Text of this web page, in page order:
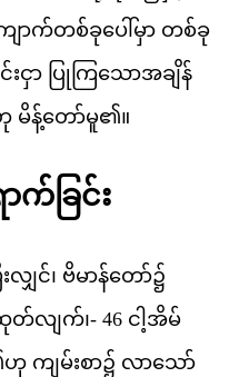
ကတစခပ မ တစခ
ငင ပ ကသအခန
မနတမူ၏။
က ခင
လင်၊ ဗမနတော်၌
တလက်၊- 46 င အမ
ဟ ကမစာ၌ လသ